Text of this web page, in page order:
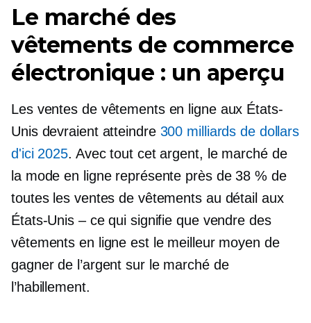
Le marché des
vêtements de commerce
électronique : un aperçu
Les ventes de vêtements en ligne aux États-
Unis devraient atteindre 300 milliards de dollars
d'ici 2025. Avec tout cet argent, le marché de
la mode en ligne représente près de 38 % de
toutes les ventes de vêtements au détail aux
États-Unis – ce qui signifie que vendre des
vêtements en ligne est le meilleur moyen de
gagner de l’argent sur le marché de
l’habillement.